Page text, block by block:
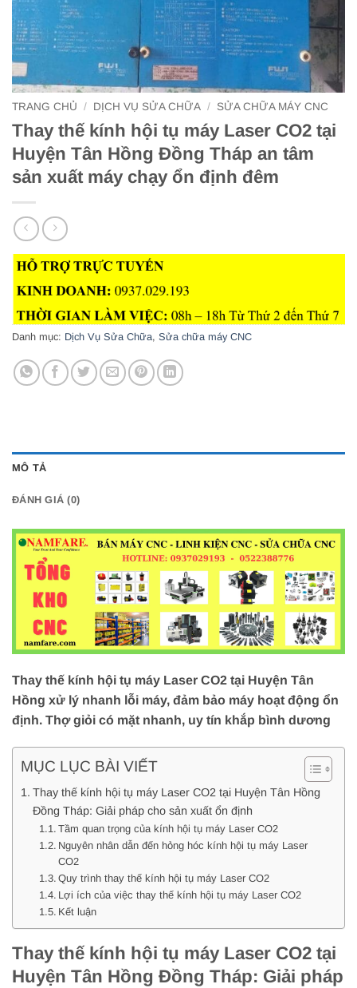
TRANG CHỦ / DỊCH VỤ SỬA CHỮA / SỬA CHỮA MÁY CNC
Thay thế kính hội tụ máy Laser CO2 tại
Huyện Tân Hồng Đồng Tháp an tâm
sản xuất máy chạy ổn định đêm
Danh mục: Dịch Vụ Sửa Chữa, Sửa chữa máy CNC
MÔ TẢ
ĐÁNH GIÁ (0)
Thay thế kính hội tụ máy Laser CO2 tại Huyện Tân
Hồng xử lý nhanh lỗi máy, đảm bảo máy hoạt động ổn
định. Thợ giỏi có mặt nhanh, uy tín khắp bình dương
MỤC LỤC BÀI VIẾT
Thay thế kính hội tụ máy Laser CO2 tại Huyện Tân Hồng
Đồng Tháp: Giải pháp cho sản xuất ổn định
Tầm quan trọng của kính hội tụ máy Laser CO2
Nguyên nhân dẫn đến hỏng hóc kính hội tụ máy Laser
CO2
Quy trình thay thế kính hội tụ máy Laser CO2
Lợi ích của việc thay thế kính hội tụ máy Laser CO2
Kết luận
Thay thế kính hội tụ máy Laser CO2 tại
Huyện Tân Hồng Đồng Tháp: Giải pháp